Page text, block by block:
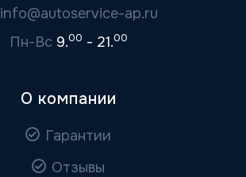
info@autoservice-ap.ru
Пн-Вс 9.00 - 21.00
О компании
Гарантии
Отзывы